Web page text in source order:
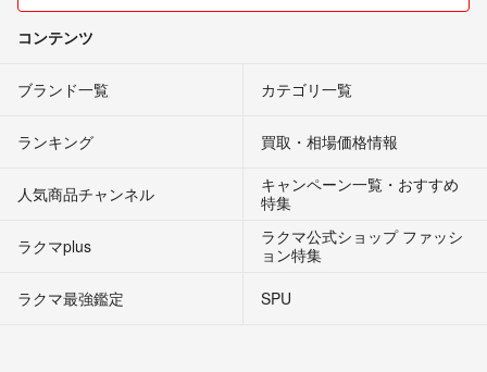
コンテンツ
ブランド一覧 カテゴリ一覧
ランキング 買取・相場価格情報
人気商品チャンネル
キャンペーン一覧・おすすめ
特集
ラクマplus
ラクマ公式ショップ ファッシ
ョン特集
ラクマ最強鑑定
SPU